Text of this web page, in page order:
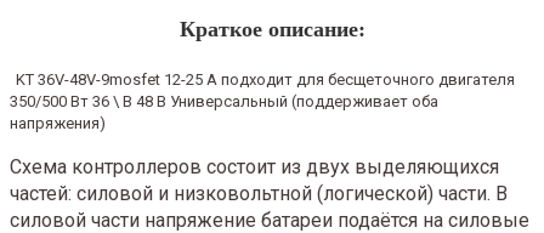
Краткое описание:
KT 36V-48V-9mosfet 12-25 A подходит для бесщеточного двигателя
350/500 Вт 36 \ В 48 В Универсальный (поддерживает оба
напряжения)
Схема контроллеров состоит из двух выделяющихся
частей: силовой и низковольтной (логической) части. В
силовой части напряжение батареи подаётся на силовые